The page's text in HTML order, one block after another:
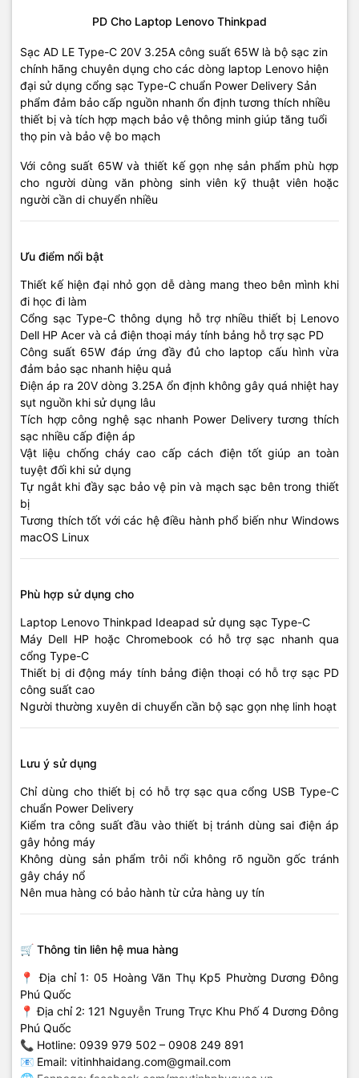
PD Cho Laptop Lenovo Thinkpad
Sạc AD LE Type-C 20V 3.25A công suất 65W là bộ sạc zin
chính hãng chuyên dụng cho các dòng laptop Lenovo hiện
đại sử dụng cổng sạc Type-C chuẩn Power Delivery Sản
phẩm đảm bảo cấp nguồn nhanh ổn định tương thích nhiều
thiết bị và tích hợp mạch bảo vệ thông minh giúp tăng tuổi
thọ pin và bảo vệ bo mạch
Với công suất 65W và thiết kế gọn nhẹ sản phẩm phù hợp
cho người dùng văn phòng sinh viên kỹ thuật viên hoặc
người cần di chuyển nhiều
Ưu điểm nổi bật
Thiết kế hiện đại nhỏ gọn dễ dàng mang theo bên mình khi
đi học đi làm
Cổng sạc Type-C thông dụng hỗ trợ nhiều thiết bị Lenovo
Dell HP Acer và cả điện thoại máy tính bảng hỗ trợ sạc PD
Công suất 65W đáp ứng đầy đủ cho laptop cấu hình vừa
đảm bảo sạc nhanh hiệu quả
Điện áp ra 20V dòng 3.25A ổn định không gây quá nhiệt hay
sụt nguồn khi sử dụng lâu
Tích hợp công nghệ sạc nhanh Power Delivery tương thích
sạc nhiều cấp điện áp
Vật liệu chống cháy cao cấp cách điện tốt giúp an toàn
tuyệt đối khi sử dụng
Tự ngắt khi đầy sạc bảo vệ pin và mạch sạc bên trong thiết
bị
Tương thích tốt với các hệ điều hành phổ biến như Windows
macOS Linux
Phù hợp sử dụng cho
Laptop Lenovo Thinkpad Ideapad sử dụng sạc Type-C
Máy Dell HP hoặc Chromebook có hỗ trợ sạc nhanh qua
cổng Type-C
Thiết bị di động máy tính bảng điện thoại có hỗ trợ sạc PD
công suất cao
Người thường xuyên di chuyển cần bộ sạc gọn nhẹ linh hoạt
Lưu ý sử dụng
Chỉ dùng cho thiết bị có hỗ trợ sạc qua cổng USB Type-C
chuẩn Power Delivery
Kiểm tra công suất đầu vào thiết bị tránh dùng sai điện áp
gây hỏng máy
Không dùng sản phẩm trôi nổi không rõ nguồn gốc tránh
gây cháy nổ
Nên mua hàng có bảo hành từ cửa hàng uy tín
🛒 Thông tin liên hệ mua hàng
📍 Địa chỉ 1: 05 Hoàng Văn Thụ Kp5 Phường Dương Đông
Phú Quốc
📍 Địa chỉ 2: 121 Nguyễn Trung Trực Khu Phố 4 Dương Đông
Phú Quốc
📞 Hotline: 0939 979 502 – 0908 249 891
📧 Email: vitinhhaidang.com@gmail.com